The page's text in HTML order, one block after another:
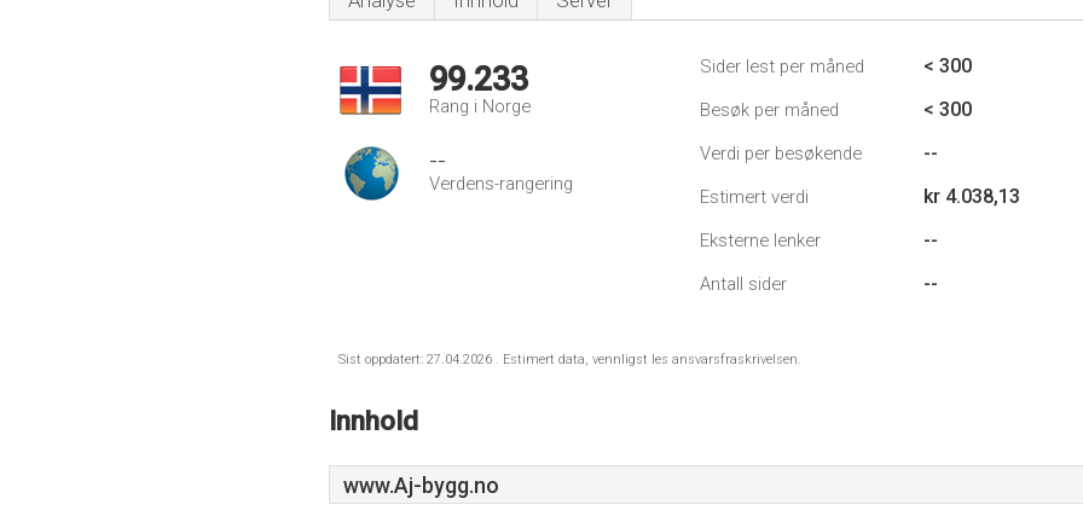
99.233
Rang i Norge
--
Verdens-rangering
Sider lest per måned < 300
Besøk per måned < 300
Verdi per besøkende --
Estimert verdi kr 4.038,13
Eksterne lenker --
Antall sider --
Sist oppdatert: 27.04.2026 . Estimert data, vennligst les ansvarsfraskrivelsen.
Innhold
www.Aj-bygg.no